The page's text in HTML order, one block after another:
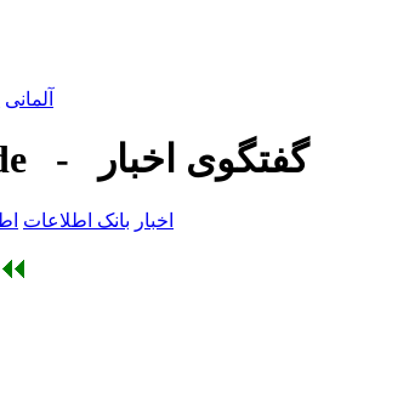
آلمانی
iranindustry.de - گفتگوی اخبار
اخبار بانک اطلاعات